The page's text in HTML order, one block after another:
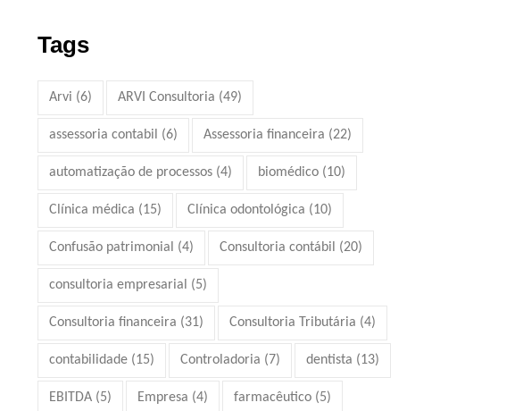
Tags
Arvi (6) ARVI Consultoria (49)
assessoria contabil (6) Assessoria financeira (22)
automatização de processos (4) biomédico (10)
Clínica médica (15) Clínica odontológica (10)
Confusão patrimonial (4) Consultoria contábil (20)
consultoria empresarial (5)
Consultoria financeira (31) Consultoria Tributária (4)
contabilidade (15) Controladoria (7) dentista (13)
EBITDA (5) Empresa (4) farmacêutico (5)